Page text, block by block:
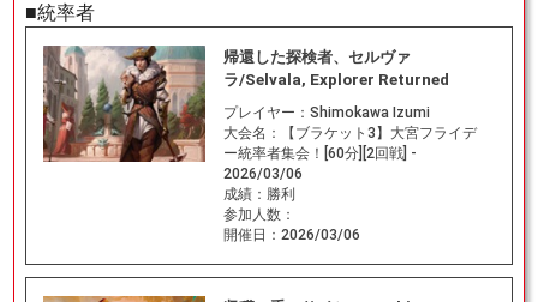
■統率者
帰還した探検者、セルヴァ
ラ/Selvala, Explorer Returned
プレイヤー： Shimokawa Izumi
大会名：
【ブラケット3】大宮フライデ
ー統率者集会！[60分][2回戦] -
2026/03/06
成績： 勝利
参加人数：
開催日： 2026/03/06